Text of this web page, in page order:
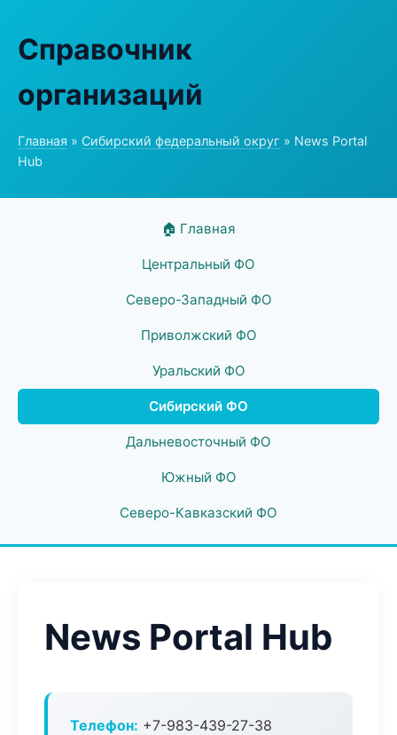
Справочник
организаций
Главная » Сибирский федеральный округ » News Portal
Hub
🏠 Главная
Центральный ФО
Северо-Западный ФО
Приволжский ФО
Уральский ФО
Сибирский ФО
Дальневосточный ФО
Южный ФО
Северо-Кавказский ФО
News Portal Hub
Телефон: +7-983-439-27-38